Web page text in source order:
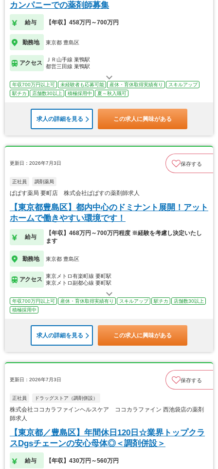
カンパニーでの薬剤師募集
給与 【年収】458万円～700万円
勤務地 東京都 豊島区
アクセス
ＪＲ山手線 巣鴨駅
都営三田線 巣鴨駅
年収700万円以上可 未経験者も応募可能 産休・育休取得実績有り
スキルアップ
駅チカ
店舗数30以上 積極採用中 夏～秋入職可
求人の詳細を見る この求人に興味がある
更新日：2026年7月3日 保存する
正社員 調剤薬局
ぱぱす薬局 要町店 株式会社ぱぱすの薬剤師求人
【東京都豊島区】都内中心のドミナント展開！アット
ホームで働きやすい環境です！
給与
【年収】468万円～700万円程度 ※経験を考慮し決定いたし
ます
勤務地 東京都 豊島区
アクセス
東京メトロ有楽町線 要町駅
東京メトロ副都心線 要町駅
年収700万円以上可 産休・育休取得実績有り スキルアップ 駅チカ
店舗数30以上
積極採用中
求人の詳細を見る この求人に興味がある
更新日：2026年7月3日 保存する
正社員 ドラッグストア（調剤併設）
株式会社ココカラファインヘルスケア ココカラファイン 西池袋店の薬剤
師求人
【東京都／豊島区】年間休日120日☆業界トップクラ
スDgsチェーンの安心母体◎＜調剤併設＞
給与 【年収】430万円～560万円